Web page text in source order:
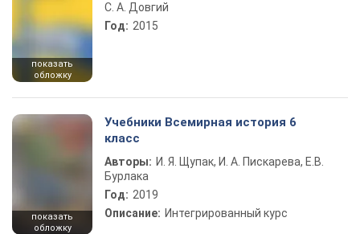
показать
обложку
С. А. Довгий
Год: 2015
показать
обложку
Учебники Всемирная история 6
класс
Авторы: И. Я. Щупак, И. А. Пискарева, Е.В.
Бурлака
Год: 2019
Описание: Интегрированный курс